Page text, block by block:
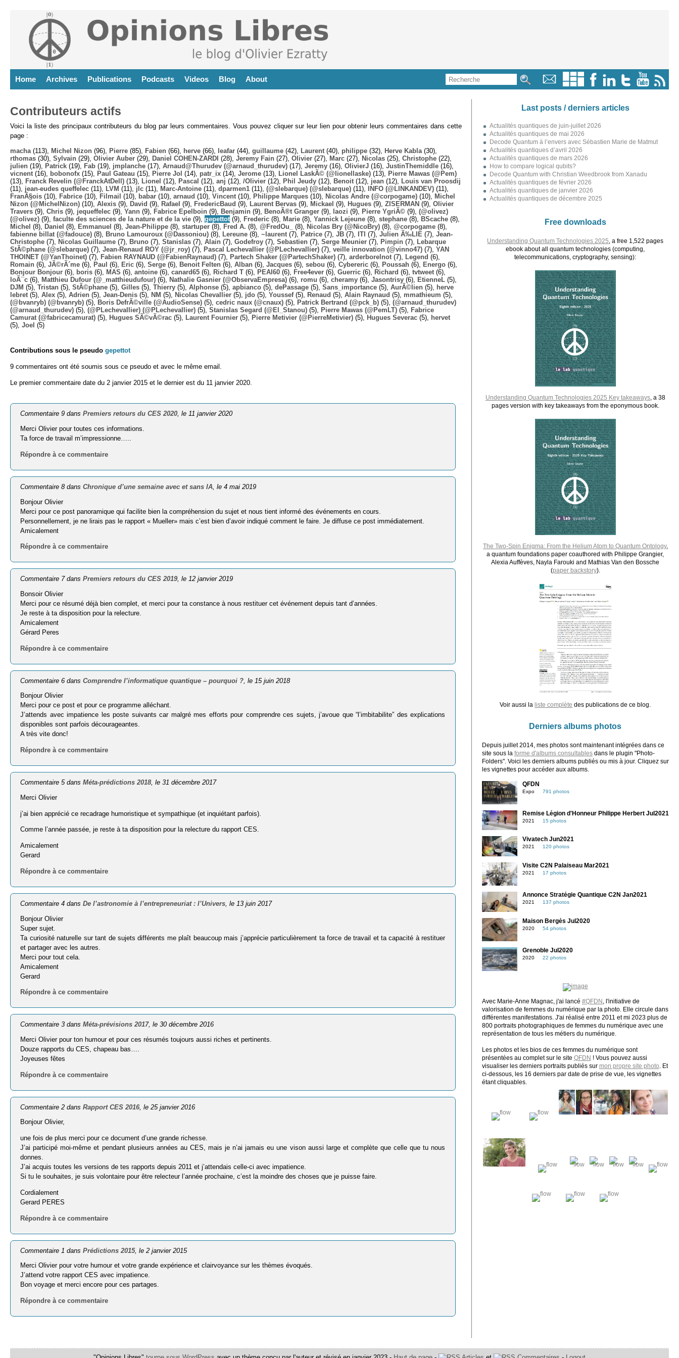
Home Archives Publications Podcasts Videos Blog About
Contributeurs actifs
Voici la liste des principaux contributeurs du blog par leurs commentaires. Vous pouvez cliquer sur leur lien pour obtenir leurs commentaires dans cette
page :
macha (113), Michel Nizon (96), Pierre (85), Fabien (66), herve (66), leafar (44), guillaume (42), Laurent (40), philippe (32), Herve Kabla (30),
rthomas (30), Sylvain (29), Olivier Auber (29), Daniel COHEN-ZARDI (28), Jeremy Fain (27), Olivier (27), Marc (27), Nicolas (25), Christophe (22),
julien (19), Patrick (19), Fab (19), jmplanche (17), Arnaud@Thurudev (@arnaud_thurudev) (17), Jeremy (16), OlivierJ (16), JustinThemiddle (16),
vicnent (16), bobonofx (15), Paul Gateau (15), Pierre Jol (14), patr_ix (14), Jerome (13), Lionel LaskÃ© (@lionellaske) (13),
Pierre Mawas (@Pem)
(13),
Franck Revelin (@FranckAtDell) (13), Lionel (12), Pascal (12), anj (12), /Olivier (12), Phil Jeudy (12), Benoit (12), jean (12),
Louis van Proosdij
(11), jean-eudes queffelec (11), LVM (11), jlc (11), Marc-Antoine (11), dparmen1 (11), (@slebarque) (@slebarque) (11), INFO (@LINKANDEV) (11),
FranÃ§ois (10), Fabrice (10), Filmail (10), babar (10), arnaud (10), Vincent (10), Philippe Marques (10), Nicolas Andre (@corpogame) (10),
Michel
Nizon (@MichelNizon) (10), Alexis (9), David (9), Rafael (9), FredericBaud (9), Laurent Bervas (9), Mickael (9), Hugues (9), ZISERMAN (9), Olivier
Travers (9), Chris (9), jequeffelec (9), Yann (9), Fabrice Epelboin (9), Benjamin (9), BenoÃ®t Granger (9), laozi (9), Pierre YgriÃ© (9), (@olivez)
(@olivez) (9), faculte des sciences de la nature et de la vie (9), gepettot (9), Frederic (8), Marie (8), Yannick Lejeune (8), stephane (8), BScache (8),
Michel (8), Daniel (8), Emmanuel (8), Jean-Philippe (8), startuper (8), Fred A. (8), @FredOu_ (8), Nicolas Bry (@NicoBry) (8), @corpogame (8),
fabienne billat (@fadouce) (8), Bruno Lamouroux (@Dassoniou) (8), Lereune (8), ~laurent (7), Patrice (7), JB (7), ITI (7), Julien Ã‰LIE (7), Jean-
Christophe (7), Nicolas Guillaume (7), Bruno (7), Stanislas (7), Alain (7), Godefroy (7), Sebastien (7), Serge Meunier (7), Pimpin (7),
Lebarque
StÃ©phane (@slebarque) (7), Jean-Renaud ROY (@jr_roy) (7), Pascal Lechevallier (@PLechevallier) (7), veille innovation (@vinno47) (7), YAN
THOINET (@YanThoinet) (7), Fabien RAYNAUD (@FabienRaynaud) (7), Partech Shaker (@PartechShaker) (7), arderborelnot (7), Legend (6),
Romain (6), JÃ©rÃ´me (6), Paul (6), Eric (6), Serge (6), Benoit Felten (6), Alban (6), Jacques (6), sebou (6), Cybereric (6), Poussah (6), Energo (6),
Bonjour Bonjour (6), boris (6), MAS (6), antoine (6), canard65 (6), Richard T (6), PEAI60 (6), Free4ever (6), Guerric (6), Richard (6), tvtweet (6),
loÃ¯c (6), Matthieu Dufour (@_matthieudufour) (6), Nathalie Gasnier (@ObservaEmpresa) (6), romu (6), cheramy (6), Jasontrisy (6), EtienneL (5),
DJM (5), Tristan (5), StÃ©phane (5), Gilles (5), Thierry (5), Alphonse (5), apbianco (5), dePassage (5), Sans_importance (5), AurÃ©lien (5),
herve
lebret (5), Alex (5), Adrien (5), Jean-Denis (5), NM (5), Nicolas Chevallier (5), jdo (5), Youssef(5), Renaud (5), Alain Raynaud (5), mmathieum (5),
(@bvanryb) (@bvanryb) (5), Boris DefrÃ©ville (@AudioSense) (5), cedric naux (@cnaux) (5), Patrick Bertrand (@pck_b) (5), (@arnaud_thurudev)
(@arnaud_thurudev) (5), (@PLechevallier) (@PLechevallier) (5), Stanislas Segard (@El_Stanou) (5), Pierre Mawas (@PemLT) (5),
Fabrice
Camurat (@fabricecamurat) (5), Hugues SÃ©vÃ©rac (5), Laurent Fournier (5), Pierre Metivier (@PierreMetivier) (5), Hugues Severac (5),
hervet
(5), Joel (5)
Contributions sous le pseudo gepettot
9 commentaires ont été soumis sous ce pseudo et avec le même email.
Le premier commentaire date du 2 janvier 2015 et le dernier est du 11 janvier 2020.
Commentaire 9 dansPremiers retours du CES 2020, le 11 janvier 2020
Merci Olivier pour toutes ces informations.
Ta force de travail m’impressionne…..
Répondre à ce commentaire
Commentaire 8 dansChronique d’une semaine avec et sans IA , le 4 mai 2019
Bonjour Olivier
Merci pour ce post panoramique qui facilite bien la compréhension du sujet et nous tient informé des événements en cours.
Personnellement, je ne lirais pas le rapport « Mueller» mais c’est bien d’avoir indiqué comment le faire. Je diffuse ce post immédiatement.
Amicalement
Répondre à ce commentaire
Commentaire 7 dansPremiers retours du CES 2019, le 12 janvier 2019
Bonsoir Olivier
Merci pour ce résumé déjà bien complet, et merci pour ta constance à nous restituer cet événement depuis tant d’années.
Je reste à ta disposition pour la relecture.
Amicalement
Gérard Peres
Répondre à ce commentaire
Commentaire 6 dansComprendre l’informatique quantique – pourquoi ? , le 15 juin 2018
Bonjour Olivier
Merci pour ce post et pour ce programme alléchant.
J’attends avec impatience les poste suivants car malgré mes efforts pour comprendre ces sujets, j’avoue que “l’imbitabilite” des explications
disponibles sont parfois décourageantes.
A très vite donc!
Répondre à ce commentaire
Commentaire 5 dansMéta-prédictions 2018, le 31 décembre 2017
Merci Olivier
j’ai bien apprécié ce recadrage humoristique et sympathique (et inquiétant parfois).
Comme l’année passée, je reste à ta disposition pour la relecture du rapport CES.
Amicalement
Gerard
Répondre à ce commentaire
Commentaire 4 dansDe l’astronomie à l’entrepreneuriat : l’Univers , le 13 juin 2017
Bonjour Olivier
Super sujet.
Ta curiosité naturelle sur tant de sujets différents me plaît beaucoup mais j’apprécie particulièrement ta force de travail et ta capacité à restituer
et partager avec les autres.
Merci pour tout cela.
Amicalement
Gerard
Répondre à ce commentaire
Commentaire 3 dansMéta-prévisions 2017, le 30 décembre 2016
Merci Olivier pour ton humour et pour ces résumés toujours aussi riches et pertinents.
Douze rapports du CES, chapeau bas….
Joyeuses fêtes
Répondre à ce commentaire
Commentaire 2 dansRapport CES 2016 , le 25 janvier 2016
Bonjour Olivier,
une fois de plus merci pour ce document d’une grande richesse.
J’ai participé moi-même et pendant plusieurs années au CES, mais je n’ai jamais eu une vison aussi large et complète que celle que tu nous
donnes.
J’ai acquis toutes les versions de tes rapports depuis 2011 et j’attendais celle-ci avec impatience.
Si tu le souhaites, je suis volontaire pour être relecteur l’année prochaine, c’est la moindre des choses que je puisse faire.
Cordialement
Gerard PERES
Répondre à ce commentaire
Commentaire 1 dansPrédictions 2015, le 2 janvier 2015
Merci Olivier pour votre humour et votre grande expérience et clairvoyance sur les thèmes évoqués.
J’attend votre rapport CES avec impatience.
Bon voyage et merci encore pour ces partages.
Répondre à ce commentaire
Last posts / derniers articles
Actualités quantiques de juin-juillet 2026
Actualités quantiques de mai 2026
Decode Quantum à l’envers avec Sébastien Marie de Matmut
Actualités quantiques d’avril 2026
Actualités quantiques de mars 2026
How to compare logical qubits?
Decode Quantum with Christian Weedbrook from Xanadu
Actualités quantiques de février 2026
Actualités quantiques de janvier 2026
Actualités quantiques de décembre 2025
Free downloads
Understanding Quantum Technologies 2025 , a free 1,522 pages
ebook about all quantum technologies (computing,
telecommunications, cryptography, sensing):
Understanding Quantum Technologies 2025 Key takeaways, a 38
pages version with key takeaways from the eponymous book.
The Two-Spin Enigma: From the Helium Atom to Quantum Ontology,
a quantum foundations paper coauthored with Philippe Grangier,
Alexia Auffèves, Nayla Farouki and Mathias Van den Bossche
(paper backstory).
Voir aussi la liste complète des publications de ce blog.
Derniers albums photos
Depuis juillet 2014, mes photos sont maintenant intégrées dans ce
site sous la forme d'albums consultablesdans le plugin "Photo-
Folders". Voici les derniers albums publiés ou mis à jour. Cliquez sur
les vignettes pour accéder aux albums.
QFDN
Expo 791 photos
Remise Légion d'Honneur Philippe Herbert Jul2021
2021 15 photos
Vivatech Jun2021
2021 120 photos
Visite C2N Palaiseau Mar2021
2021 17 photos
Annonce Stratégie Quantique C2N Jan2021
2021 137 photos
Maison Bergès Jul2020
2020 54 photos
Grenoble Jul2020
2020 22 photos
Avec Marie-Anne Magnac, j'ai lancé #QFDN
, l'initiative de
valorisation de femmes du numérique par la photo. Elle circule dans
différentes manifestations. J'ai réalisé entre 2011 et mi 2023 plus de
800 portraits photographiques de femmes du numérique avec une
représentation de tous les métiers du numérique.
Les photos et les bios de ces femmes du numérique sont
présentées au complet sur le site QFDN ! Vous pouvez aussi
visualiser les derniers portraits publiés sur mon propre site photo . Et
ci-dessous, les 16 derniers par date de prise de vue, les vignettes
étant cliquables.